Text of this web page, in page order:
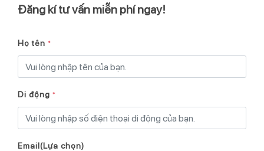
Đăng kí tư vấn miễn phí ngay!
Họ tên *
Di động *
Email(Lựa chọn)